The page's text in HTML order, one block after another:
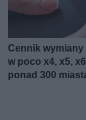
Cennik wymiany
w poco x4, x5,
ponad 300